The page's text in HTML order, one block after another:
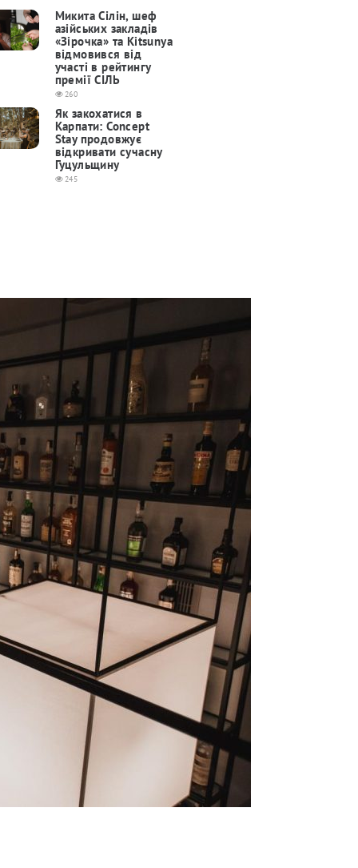
Микита Сілін, шеф
азійських закладів
«Зірочка» та Kitsunya
відмовився від
участі в рейтингу
премії СІЛЬ
260
Як закохатися в
Карпати: Concept
Stay продовжує
відкривати сучасну
Гуцульщину
245